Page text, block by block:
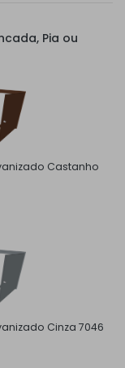
Pia ou
Castanho
Cinza 7046